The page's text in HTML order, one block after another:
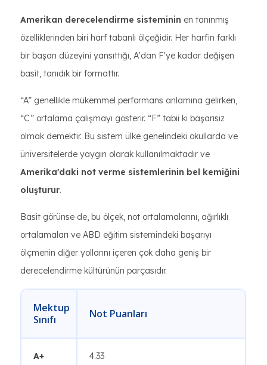
Amerikan derecelendirme sisteminin en tanınmış
özelliklerinden biri harf tabanlı ölçeğidir. Her harfin farklı
bir başarı düzeyini yansıttığı, A'dan F'ye kadar değişen
basit, tanıdık bir formattır.
“A” genellikle mükemmel performans anlamına gelirken,
“C” ortalama çalışmayı gösterir. “F” tabii ki başarısız
olmak demektir. Bu sistem ülke genelindeki okullarda ve
üniversitelerde yaygın olarak kullanılmaktadır ve
Amerika'daki not verme sistemlerinin bel kemiğini
oluşturur.
Basit görünse de, bu ölçek, not ortalamalarını, ağırlıklı
ortalamaları ve ABD eğitim sistemindeki başarıyı
ölçmenin diğer yollarını içeren çok daha geniş bir
derecelendirme kültürünün parçasıdır.
Mektup
Sınıfı
Not Puanları
A+ 4.33